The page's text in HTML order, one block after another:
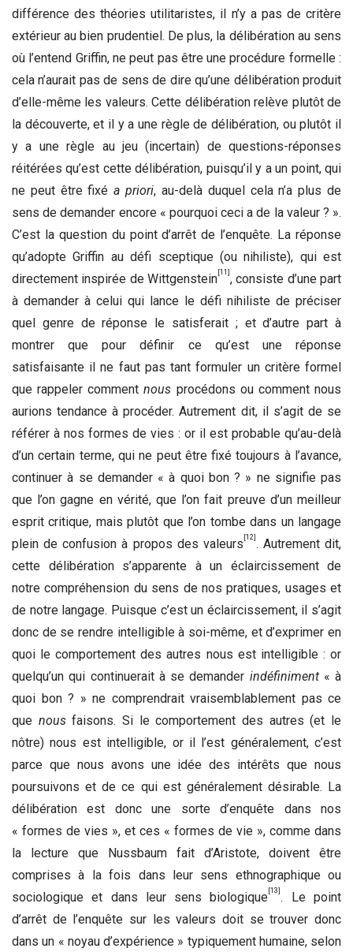
différence des théories utilitaristes, il n’y a pas de critère
extérieur au bien prudentiel. De plus, la délibération au sens
où l’entend Griffin, ne peut pas être une procédure formelle :
cela n’aurait pas de sens de dire qu’une délibération produit
d’elle-même les valeurs. Cette délibération relève plutôt de
la découverte, et il y a une règle de délibération, ou plutôt il
y a une règle au jeu (incertain) de questions-réponses
réitérées qu’est cette délibération, puisqu’il y a un point, qui
ne peut être fixéa priori, au-delà duquel cela n’a plus de
sens de demander encore « pourquoi ceci a de la valeur ? ».
C’est la question du point d’arrêt de l’enquête. La réponse
qu’adopte Griffin au défi sceptique (ou nihiliste), qui est
directement inspirée de Wittgenstein [11] , consiste d’une part
à demander à celui qui lance le défi nihiliste de préciser
quel genre de réponse le satisferait ; et d’autre part à
montrer que pour définir ce qu’est une réponse
satisfaisante il ne faut pas tant formuler un critère formel
que rappeler commentnous procédons ou comment nous
aurions tendance à procéder. Autrement dit, il s’agit de se
référer à nos formes de vies : or il est probable qu’au-delà
d’un certain terme, qui ne peut être fixé toujours à l’avance,
continuer à se demander « à quoi bon ? » ne signifie pas
que l’on gagne en vérité, que l’on fait preuve d’un meilleur
esprit critique, mais plutôt que l’on tombe dans un langage
plein de confusion à propos des valeurs [12] . Autrement dit,
cette délibération s’apparente à un éclaircissement de
notre compréhension du sens de nos pratiques, usages et
de notre langage. Puisque c’est un éclaircissement, il s’agit
donc de se rendre intelligible à soi-même, et d’exprimer en
quoi le comportement des autres nous est intelligible : or
quelqu’un qui continuerait à se demander indéfiniment « à
quoi bon ? » ne comprendrait vraisemblablement pas ce
que nousfaisons. Si le comportement des autres (et le
nôtre) nous est intelligible, or il l’est généralement, c’est
parce que nous avons une idée des intérêts que nous
poursuivons et de ce qui est généralement désirable. La
délibération est donc une sorte d’enquête dans nos
« formes de vies », et ces « formes de vie », comme dans
la lecture que Nussbaum fait d’Aristote, doivent être
comprises à la fois dans leur sens ethnographique ou
sociologique et dans leur sens biologique [13] . Le point
d’arrêt de l’enquête sur les valeurs doit se trouver donc
dans un « noyau d’expérience » typiquement humaine, selon